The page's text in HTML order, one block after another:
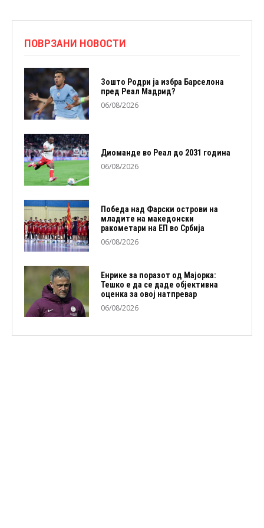
ПОВРЗАНИ НОВОСТИ
Зошто Родри ја избра Барселона
пред Реал Мадрид?
06/08/2026
Диоманде во Реал до 2031 година
06/08/2026
Победа над Фарски острови на
младите на македонски
ракометари на ЕП во Србија
06/08/2026
Енрике за поразот од Мајорка:
Тешко е да се даде објективна
оценка за овој натпревар
06/08/2026